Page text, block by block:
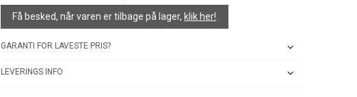
Få besked, når varen er tilbage på lager, klik her!
GARANTI FOR LAVESTE PRIS?
LEVERINGS INFO